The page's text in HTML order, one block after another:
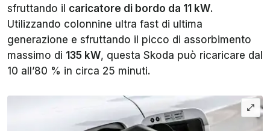
sfruttando il caricatore di bordo da 11 kW.
Utilizzando colonnine ultra fast di ultima
generazione e sfruttando il picco di assorbimento
massimo di 135 kW, questa Skoda può ricaricare dal
10 all’80 % in circa 25 minuti.